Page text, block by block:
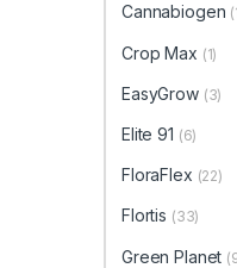
Cannabiogen
Crop Max (1)
EasyGrow (3)
Elite 91 (6)
FloraFlex (22)
Flortis (33)
Green Planet